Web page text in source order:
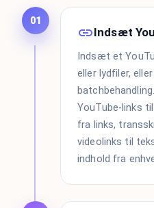
01
Indsæt
Indsæt et
eller lydfiler,
YouTube-links
fra links,
videolinks til
indhold fra